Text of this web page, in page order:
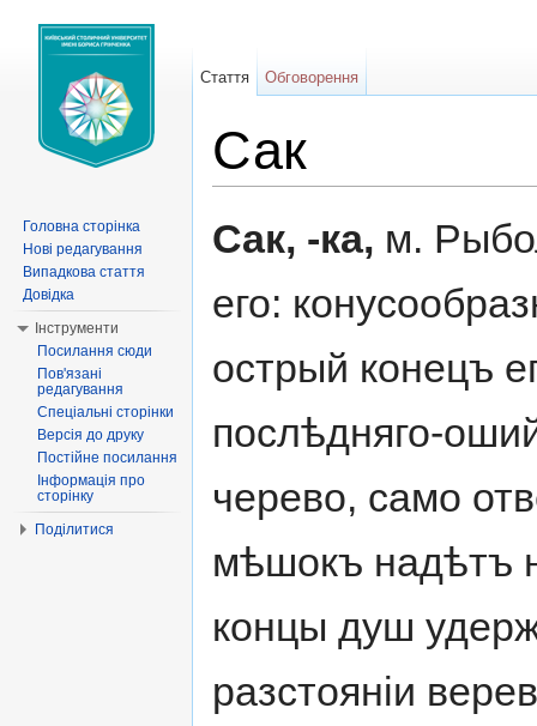
Сак
Сак, -ка, м.
его:
острый конецъ
послѣдняго-
черево, само
мѣшокъ надѣтъ
концы душ
разстояніи
Стаття Обговорення
Головна сторінка
Нові редагування
Випадкова стаття
Довідка
Інструменти
Посилання сюди
Пов'язані
редагування
Спеціальні сторінки
Версія до друку
Постійне посилання
Інформація про
сторінку
Поділитися